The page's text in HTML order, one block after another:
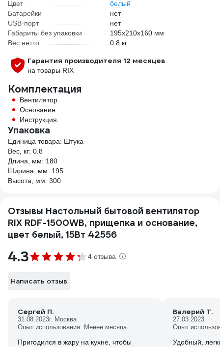
Цвет
белый
Батарейки
нет
USB-порт
нет
Габариты без упаковки
195х210х160 мм
Вес нетто
0.8 кг
Гарантия производителя 12 месяцев
на товары RIX
Комплектация
Вентилятор.
Основание.
Инструкция.
Упаковка
Единица товара: Штука
Вес, кг: 0.8
Длина, мм: 180
Ширина, мм: 195
Высота, мм: 300
Отзывы Настольный бытовой вентилятор
RIX RDF-1500WB, прищепка и основание,
цвет белый, 15Вт 42556
4.3 4 отзыва
Написать отзыв
Сергей П.
31.08.2023г. Москва
Опыт использования: Менее месяца
Пригодился в жару на кухне, чтобы
Валерий Т.
27.03.2023
Опыт
Удобный,